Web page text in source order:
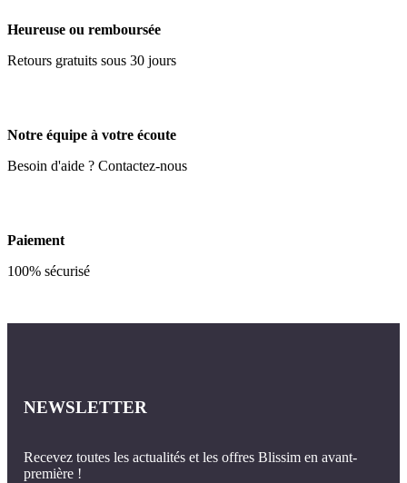
Heureuse ou remboursée
Retours gratuits sous 30 jours
Notre équipe à votre écoute
Besoin d'aide ? Contactez-nous
Paiement
100% sécurisé
NEWSLETTER
Recevez toutes les actualités et les offres Blissim en avant-
première !